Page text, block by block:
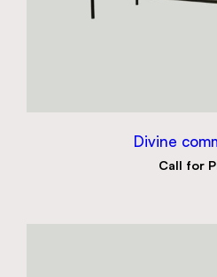
Divine
Call for